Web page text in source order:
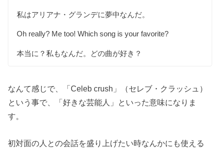
私はアリアナ・グランデに夢中なんだ。
Oh really? Me too! Which song is your favorite?
本当に？私もなんだ。どの曲が好き？
なんて感じで、「Celeb crush」（セレブ・クラッシュ）
という事で、「好きな芸能人」といった意味になりま
す。
初対面の人との会話を盛り上げたい時なんかにも使える